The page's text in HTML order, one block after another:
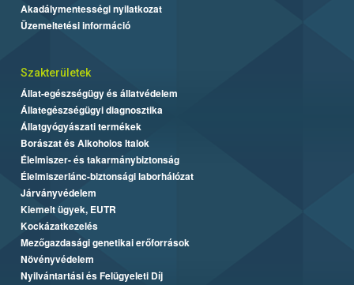
Akadálymentességi nyilatkozat
Üzemeltetési információ
Szakterületek
Állat-egészségügy és állatvédelem
Állategészségügyi diagnosztika
Állatgyógyászati termékek
Borászat és Alkoholos Italok
Élelmiszer- és takarmánybiztonság
Élelmiszerlánc-biztonsági laborhálózat
Járványvédelem
Kiemelt ügyek, EUTR
Kockázatkezelés
Mezőgazdasági genetikai erőforrások
Növényvédelem
Nyilvántartási és Felügyeleti Díj